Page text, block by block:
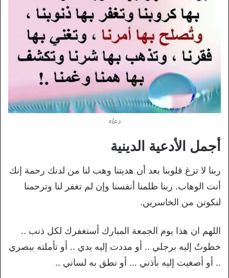
دعاء
أجمل الأدعية الدينية
ربنا لا تزغ قلوبنا بعد أن هديتنا وهب لنا من لدنك رحمة إنك
أنت الوهاب. ربنا ظلمنا أنفسنا وإن لم تغفر لنا وترحمنا
لنكونن من الخاسرين.
ﺍﻟﻠﻬﻢ ﺍﻥ هذا يوم الجمعة المبارك ﺃﺳﺘﻐﻔﺮﻙ ﻟﻜﻞ ﺫﻧﺐ ..
ﺧﻄﻮﺕُ ﺇﻟﻴﻪ ﺑﺮﺟﻠﻲ .. ﺃﻭ ﻣﺪﺩﺕ ﺇﻟﻴﻪ ﻳﺪﻱ .. ﺃﻭ ﺗﺄﻣﻠﺘﻪ ﺑﺒﺼﺮﻱ
.. ﺃﻭ ﺃﺻﻐﻴﺖ ﺇﻟﻴﻪ ﺑﺄﺫﻧﻲ … ﺃﻭ ﻧﻄﻖ ﺑﻪ ﻟﺴﺎﻧﻲ ..